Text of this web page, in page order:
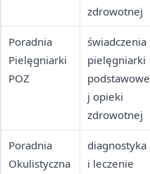
zdrowotnej
Poradnia
Pielęgniarki
POZ
świadczenia
pielęgniarki
podstawowe
j opieki
zdrowotnej
Poradnia
Okulistyczna
diagnostyka
i leczenie